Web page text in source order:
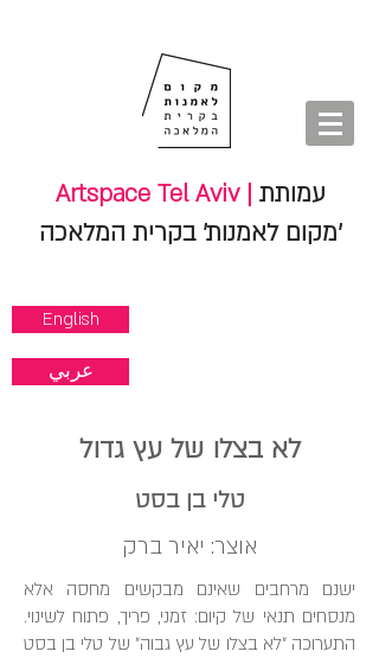
shop
Artspace Tel Aviv |
'מקום לאמנות' בקרית המלאכה
English
عربي
לא בצלו של עץ גדול
טלי בן בסט
אוצר: יאיר ברק
ישנם מרחבים שאינם מבקשים מחסה אלא
מנסחים תנאי של קיום: זמני, פריך, פתוח לשינוי.
התערוכה ״לא בצלו של עץ גבוה״ של טלי בן בסט